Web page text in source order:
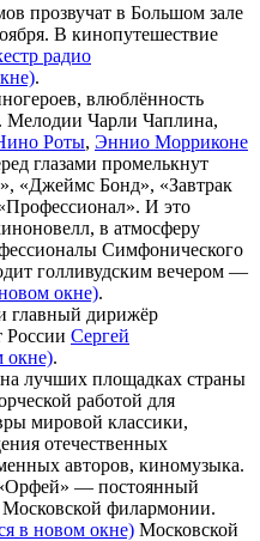
прозвучат в Большом зале
В кинопутешествие
радио
.
влюблённость
Мелодии Чарли Чаплина,
Роты, Эннио Морриконе
глазами промелькнут
«Джеймс Бонд», «Завтрак
И это
в атмосферу
Симфонического
голливудским вечером —
окне).
главный дирижёр
России Сергей
окне).
лучших площадках страны
работой для
мировой классики,
отечественных
авторов, киномузыка.
— постоянный
филармонии.
в новом окне) Московской